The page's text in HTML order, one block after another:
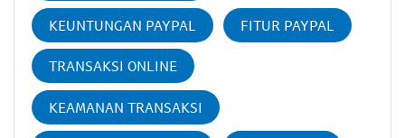
KEUNTUNGAN PAYPAL FITUR PAYPAL
TRANSAKSI ONLINE
KEAMANAN TRANSAKSI